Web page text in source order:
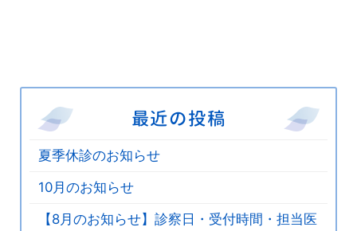
最近の投稿
夏季休診のお知らせ
10月のお知らせ
【8月のお知らせ】診察日・受付時間・担当医